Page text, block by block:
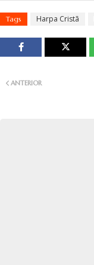
Tags Harpa Cristã
ANTERIOR